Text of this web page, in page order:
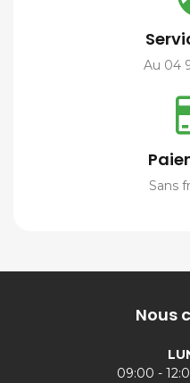
Au 04
Sans
Nous
09:00 -